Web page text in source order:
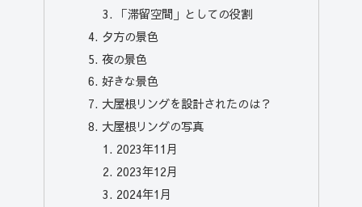
「滞留空間」としての役割
夕方の景色
夜の景色
好きな景色
大屋根リングを設計されたのは？
大屋根リングの写真
2023年11月
2023年12月
2024年1月